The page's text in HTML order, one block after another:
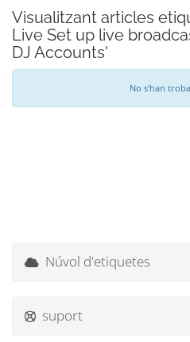
Visualitzant articles
Live Set up live
DJ Accounts'
No s'han
Núvol d'etiquetes
suport